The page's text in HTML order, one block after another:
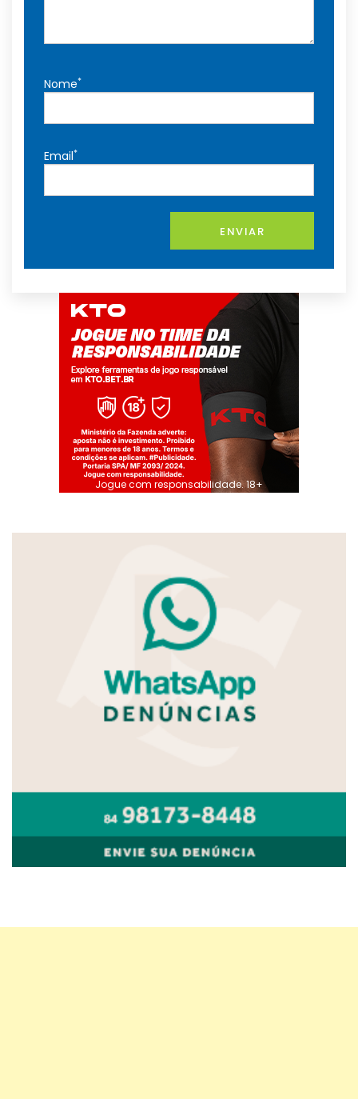
Nome*
Email*
ENVIAR
Jogue com responsabilidade. 18+